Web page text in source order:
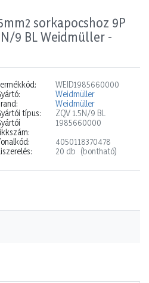
sorkapocshoz 9P
9 BL Weidmüller -
WEID1985660000
Weidmüller
Weidmüller
típus:
ZQV 1.5N/9 BL
1985660000
4050118370478
20 db (bontható)